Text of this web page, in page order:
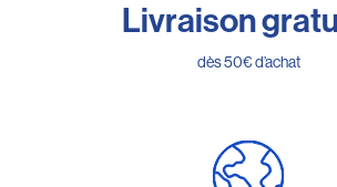
Livraison
dès 50€ d’achat